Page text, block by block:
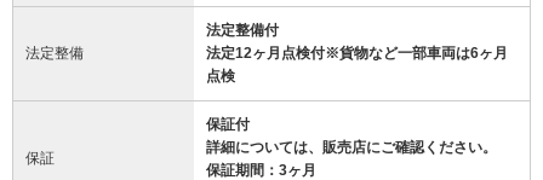
法定整備
法定整備付
法定12ヶ月点検付※貨物など一部車両は6ヶ月
点検
保証
保証付
詳細については、販売店にご確認ください。
保証期間：3ヶ月